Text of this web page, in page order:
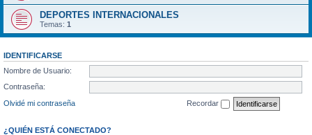
DEPORTES INTERNACIONALES
Temas: 1
IDENTIFICARSE
Nombre de Usuario:
Contraseña:
Olvidé mi contraseña
Recordar
¿QUIÉN ESTÁ CONECTADO?